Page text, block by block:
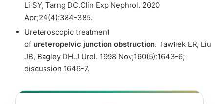
Li SY, Tarng DC.Clin Exp Nephrol. 2020
Apr;24(4):384-385.
Ureteroscopic treatment
of ureteropelvic junction obstruction. Tawfiek ER, Liu
JB, Bagley DH.J Urol. 1998 Nov;160(5):1643-6;
discussion 1646-7.